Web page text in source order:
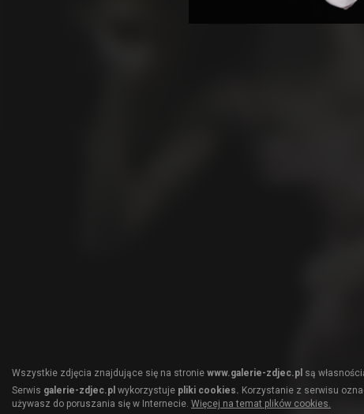
Wszystkie zdjęcia znajdujące się na stronie www.galerie-zdjec.pl są
Serwis galerie-zdjec.pl wykorzystuje pliki cookies. Korzystanie z serwisu
używasz do poruszania się w Internecie. Więcej na temat plików cookies.